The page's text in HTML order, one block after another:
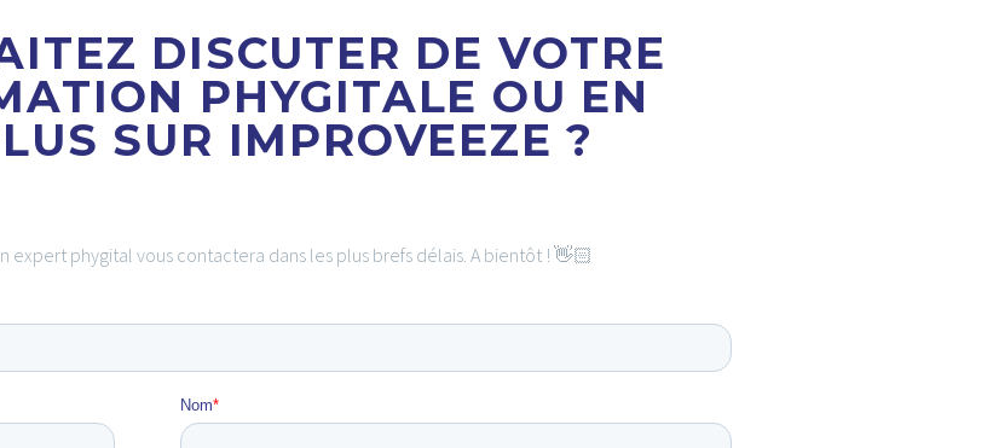
DISCUTER DE VOTRE
PHYGITALE OU EN
SUR IMPROVEEZE ?
phygital vous contactera dans les plus brefs délais. A bientôt ! 👋🏻